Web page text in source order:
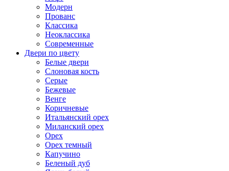
Модерн
Прованс
Классика
Неоклассика
Современные
Двери по цвету
Белые двери
Слоновая кость
Серые
Бежевые
Венге
Коричневые
Итальянский орех
Миланский орех
Орех
Орех темный
Капучино
Беленый дуб